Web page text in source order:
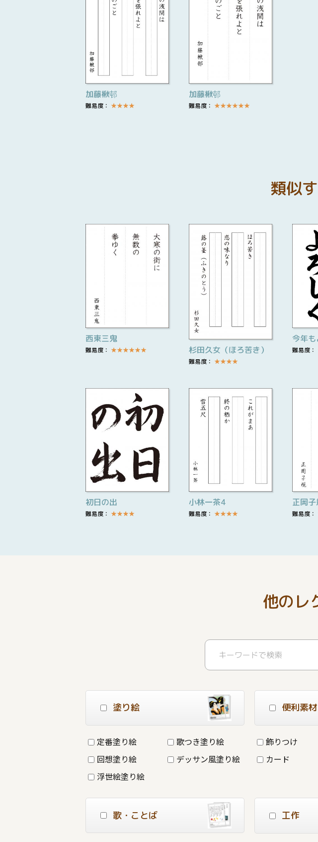
加藤楸邨
難易度： ★★★★
加藤楸邨
難易度： ★★★★★★
類似
西東三鬼
難易度： ★★★★★★ 杉田久女（ほろ苦き）
難易度： ★★★★
今年も
難易度：
初日の出
難易度： ★★★★
小林一茶4
難易度： ★★★★
正岡子
難易度：
他のレ
塗り絵
定番塗り絵
歌つき塗り絵
回想塗り絵
デッサン風塗り絵
浮世絵塗り絵
便利素材
飾りつけ
カード
歌・ことば 工作